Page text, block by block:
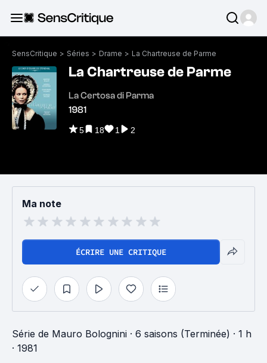
SensCritique > Séries > Drame > La Chartreuse de Parme
La Chartreuse de Parme
La Certosa di Parma
1981
5 18 1 2
Ma note
ÉCRIRE UNE CRITIQUE
Série de Mauro Bolognini · 6 saisons (Terminée) · 1 h
· 1981